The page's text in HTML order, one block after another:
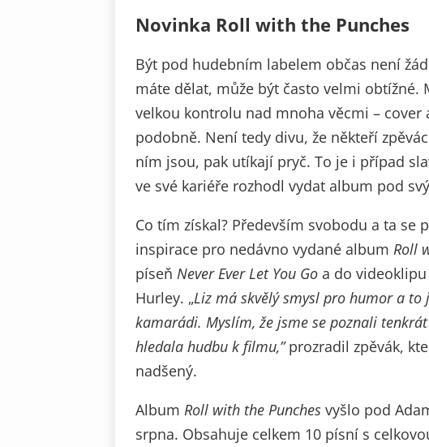
Novinka Roll with the Punches
Být pod hudebním labelem občas není
máte dělat, může být často velmi
velkou kontrolu nad mnoha věcmi –
podobně. Není tedy divu, že někteří
ním jsou, pak utíkají pryč. To je i případ
ve své kariéře rozhodl vydat album pod
Co tím získal? Především svobodu a ta
inspirace pro nedávno vydané album Roll
píseň Never Ever Let You Go a do
Hurley. „Liz má skvělý smysl pro humor a
kamarádi. Myslím, že jsme se poznali
hledala hudbu k filmu,”prozradil zpěvák,
nadšený.
Album Roll with the Punches vyšlo pod
srpna. Obsahuje celkem 10 písní s